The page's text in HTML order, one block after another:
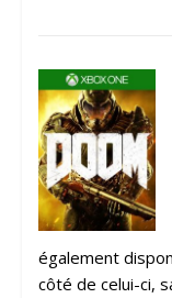
également
côté de celui-ci,